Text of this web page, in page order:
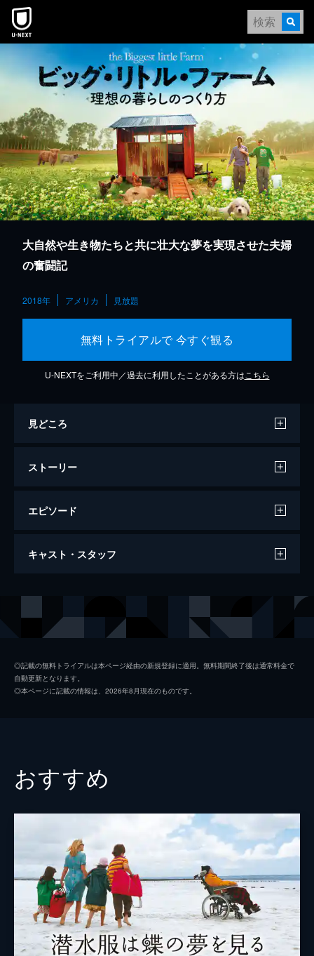
本文へスキップ
大自然や生き物たちと共に壮大な夢を実現させた夫婦
の奮闘記
2018年 アメリカ 見放題
無料トライアルで 今すぐ観る
U-NEXTをご利用中／過去に利用したことがある方は こちら
見どころ
ストーリー
エピソード
ビッグ・リトル・ファーム 理想の暮らし
キャスト・スタッフ
モリー・チェスター
脚本
◎記載の無料トライアルは本ページ経由の新規登録に適用。無料期間終了後は通常料金で
自動更新となります。
◎本ページに記載の情報は、2026年8月現在のものです。
おすすめ